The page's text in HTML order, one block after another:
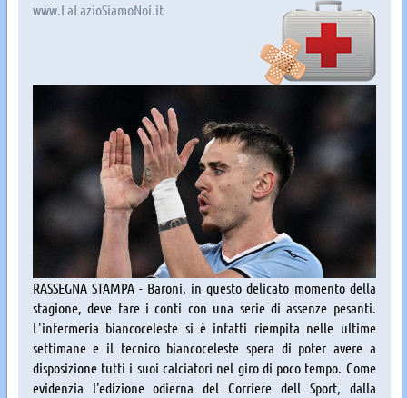
www.LaLazioSiamoNoi.it
RASSEGNA STAMPA - Baroni, in questo delicato momento della
stagione, deve fare i conti con una serie di assenze pesanti.
L'infermeria biancoceleste si è infatti riempita nelle ultime
settimane e il tecnico biancoceleste spera di poter avere a
disposizione tutti i suoi calciatori nel giro di poco tempo. Come
evidenzia l'edizione odierna del Corriere dell Sport, dalla